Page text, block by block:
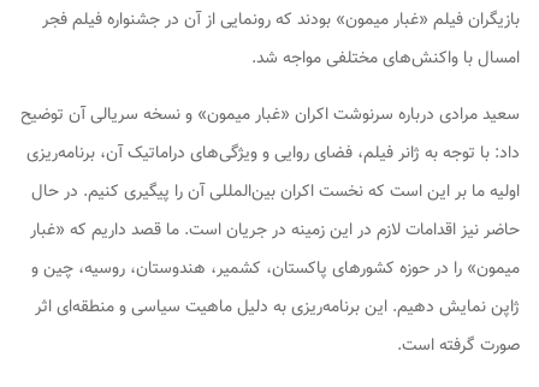
بازیگران فیلم «غبار میمون» بودند که رونمایی از آن در جشنواره فیلم فجر
امسال با واکنش‌های مختلفی مواجه شد.
سعید مرادی درباره سرنوشت اکران «غبار میمون» و نسخه سریالی آن توضیح
داد: با توجه به ژانر فیلم، فضای روایی و ویژگی‌های دراماتیک آن، برنامه‌ریزی
اولیه ما بر این است که نخست اکران بین‌المللی آن را پیگیری کنیم. در حال
حاضر نیز اقدامات لازم در این زمینه در جریان است. ما قصد داریم که «غبار
میمون» را در حوزه کشورهای پاکستان، کشمیر، هندوستان، روسیه، چین و
ژاپن نمایش دهیم. این برنامه‌ریزی به دلیل ماهیت سیاسی و منطقه‌ای اثر
صورت گرفته است.